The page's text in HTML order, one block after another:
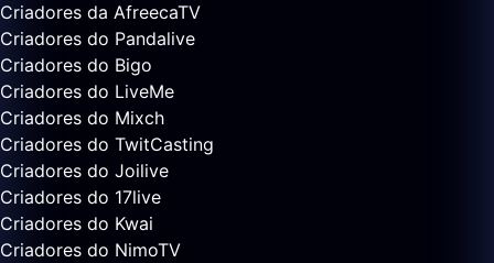
Criadores da AfreecaTV
Criadores do Pandalive
Criadores do Bigo
Criadores do LiveMe
Criadores do Mixch
Criadores do TwitCasting
Criadores do Joilive
Criadores do 17live
Criadores do Kwai
Criadores do NimoTV